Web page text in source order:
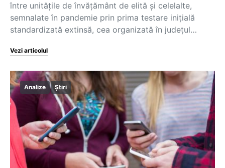
între unitățile de învățământ de elită și celelalte,
semnalate în pandemie prin prima testare inițială
standardizată extinsă, cea organizată în județul…
Vezi articolul
Analize Știri